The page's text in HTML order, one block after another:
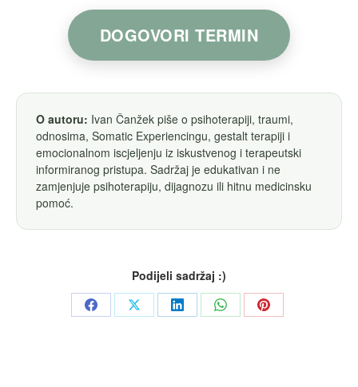
DOGOVORI TERMIN
O autoru: Ivan Čanžek piše o psihoterapiji, traumi,
odnosima, Somatic Experiencingu, gestalt terapiji i
emocionalnom iscjeljenju iz iskustvenog i terapeutski
informiranog pristupa. Sadržaj je edukativan i ne
zamjenjuje psihoterapiju, dijagnozu ili hitnu medicinsku
pomoć.
Podijeli sadržaj :)
Share Share Share Share Share